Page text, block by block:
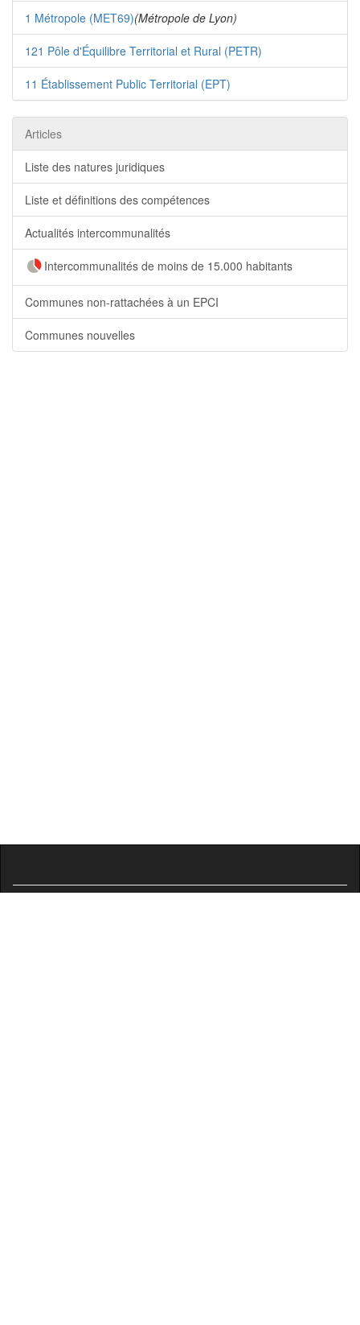
1 Métropole (MET69)(Métropole de Lyon)
121 Pôle d'Équilibre Territorial et Rural (PETR)
11 Établissement Public Territorial (EPT)
Articles
Liste des natures juridiques
Liste et définitions des compétences
Actualités intercommunalités
Intercommunalités de moins de 15.000 habitants
Communes non-rattachées à un EPCI
Communes nouvelles